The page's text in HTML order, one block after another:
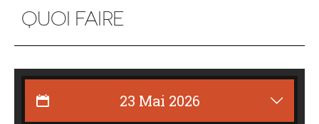
QUOI FAIRE